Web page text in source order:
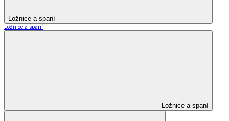
Ložnice a spaní
Ložnice a spaní
Ložnice a spaní